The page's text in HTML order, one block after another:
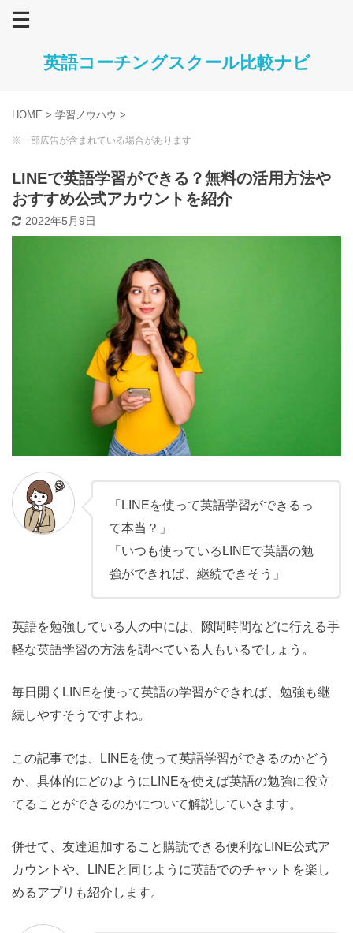
英語コーチングスクール比較ナビ
HOME > 学習ノウハウ >
※一部広告が含まれている場合があります
LINEで英語学習ができる？無料の活用方法や
おすすめ公式アカウントを紹介
2022年5月9日
「LINEを使って英語学習ができるっ
て本当？」
「いつも使っているLINEで英語の勉
強ができれば、継続できそう」
英語を勉強している人の中には、隙間時間などに行える手
軽な英語学習の方法を調べている人もいるでしょう。
毎日開くLINEを使って英語の学習ができれば、勉強も継
続しやすそうですよね。
この記事では、LINEを使って英語学習ができるのかどう
か、具体的にどのようにLINEを使えば英語の勉強に役立
てることができるのかについて解説していきます。
併せて、友達追加すること購読できる便利なLINE公式ア
カウントや、LINEと同じように英語でのチャットを楽し
めるアプリも紹介します。